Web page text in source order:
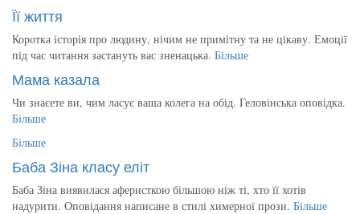
Її життя
Коротка історія про людину, нічим не примітну та не цікаву. Емоції
під час читання застануть вас зненацька. Більше
Мама казала
Чи знаєете ви, чим ласує ваша колега на обід. Геловінська оповідка.
Більше
Більше
Баба Зіна класу еліт
Баба Зіна виявилася аферисткою більшою ніж ті, хто її хотів
надурити. Оповідання написане в стилі химерної прози. Більше